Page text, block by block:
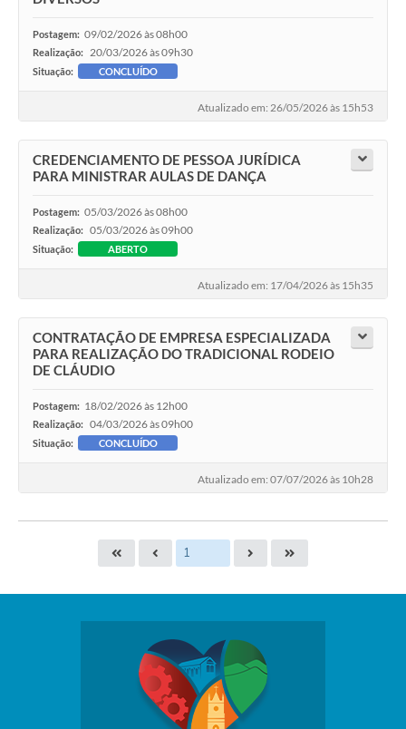
Postagem: 09/02/2026 às 08h00
Realização: 20/03/2026 às 09h30
Situação: CONCLUÍDO
Atualizado em: 26/05/2026 às 15h53
CREDENCIAMENTO DE PESSOA JURÍDICA
PARA MINISTRAR AULAS DE DANÇA
Postagem: 05/03/2026 às 08h00
Realização: 05/03/2026 às 09h00
Situação: ABERTO
Atualizado em: 17/04/2026 às 15h35
CONTRATAÇÃO DE EMPRESA ESPECIALIZADA
PARA REALIZAÇÃO DO TRADICIONAL RODEIO
DE CLÁUDIO
Postagem: 18/02/2026 às 12h00
Realização: 04/03/2026 às 09h00
Situação: CONCLUÍDO
Atualizado em: 07/07/2026 às 10h28